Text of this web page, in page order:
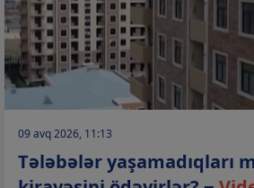
09 avq 2026, 11:13
Tələbələr yaşamadıqları